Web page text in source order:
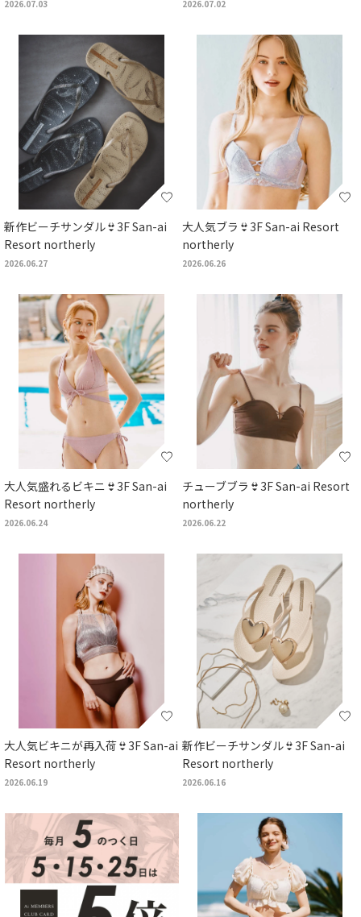
2026.07.03 2026.07.02
新作ビーチサンダル👙3F San-ai
Resort northerly
2026.06.27
大人気ブラ👙3F San-ai Resort
northerly
2026.06.26
大人気盛れるビキニ👙3F San-ai
Resort northerly
2026.06.24
チューブブラ👙3F San-ai Resort
northerly
2026.06.22
大人気ビキニが再入荷👙3F San-ai
Resort northerly
2026.06.19
新作ビーチサンダル👙3F San-ai
Resort northerly
2026.06.16